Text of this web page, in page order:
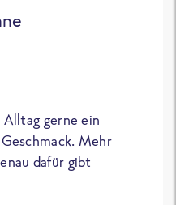
gerne ein
Mehr
dafür gibt